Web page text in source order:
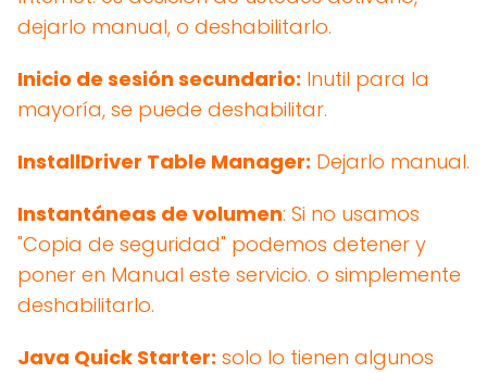
dejarlo manual, o deshabilitarlo.
Inicio de sesión secundario: Inutil para la
mayoría, se puede deshabilitar.
InstallDriver Table Manager: Dejarlo manual.
Instantáneas de volumen: Si no usamos
"Copia de seguridad" podemos detener y
poner en Manual este servicio. o simplemente
deshabilitarlo.
Java Quick Starter: solo lo tienen algunos